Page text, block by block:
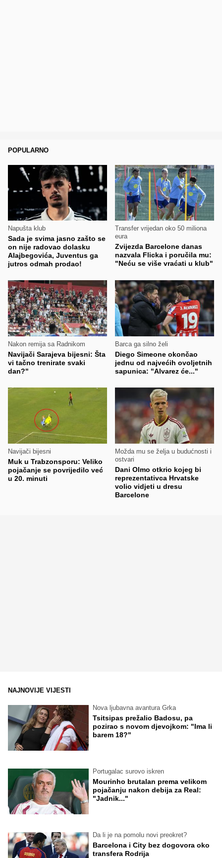
POPULARNO
Napušta klub
Sada je svima jasno zašto se
on nije radovao dolasku
Alajbegovića, Juventus ga
jutros odmah prodao!
Transfer vrijedan oko 50 miliona
eura
Zvijezda Barcelone danas
nazvala Flicka i poručila mu:
"Neću se više vraćati u klub"
Nakon remija sa Radnikom
Navijači Sarajeva bijesni: Šta
vi tačno trenirate svaki
dan?"
Barca ga silno želi
Diego Simeone okončao
jednu od najvećih ovoljetnih
sapunica: "Alvarez će..."
Navijači bijesni
Muk u Trabzonsporu: Veliko
pojačanje se povrijedilo već
u 20. minuti
Možda mu se želja u budućnosti i
ostvari
Dani Olmo otkrio kojeg bi
reprezentativca Hrvatske
volio vidjeti u dresu
Barcelone
NAJNOVIJE VIJESTI
Nova ljubavna avantura Grka
Tsitsipas prežalio Badosu, pa
pozirao s novom djevojkom: "Ima li
barem 18?"
Portugalac surovo iskren
Mourinho brutalan prema velikom
pojačanju nakon debija za Real:
"Jadnik..."
Da li je na pomolu novi preokret?
Barcelona i City bez dogovora oko
transfera Rodrija